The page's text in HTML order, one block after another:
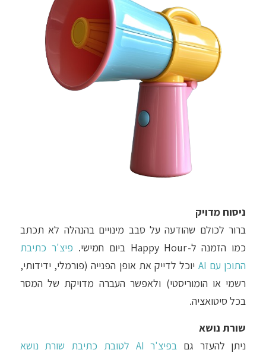
ניסוח מדויק
ברור לכולם שהודעה על סבב מינויים בהנהלה לא תכתב
כמו הזמנה ל-Happy Hour ביום חמישי.
פיצ'ר כתיבת
התוכן עם AI
יוכל לדייק את אופן הפנייה (פורמלי, ידידותי,
רשמי או הומוריסטי) ולאפשר העברה מדויקת של המסר
בכל סיטואציה.
שורת נושא
ניתן להעזר גם בפיצ'ר AI לטובת כתיבת שורת נושא